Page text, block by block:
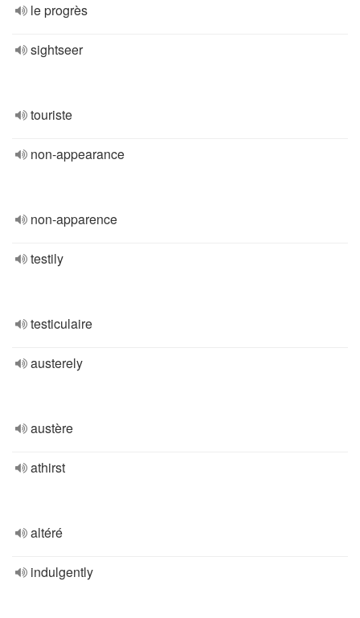
le progrès
sightseer
touriste
non-appearance
non-apparence
testily
testiculaire
austerely
austère
athirst
altéré
indulgently